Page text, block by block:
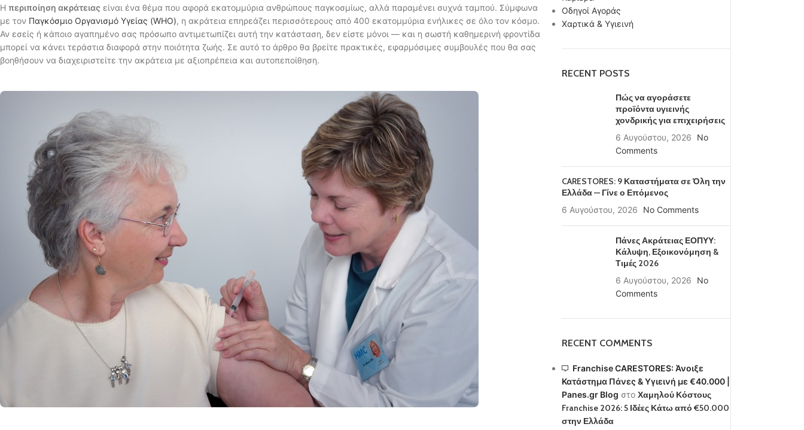
Η περιποίηση ακράτειας είναι ένα θέμα που αφορά εκατομμύρια ανθρώπους παγκοσμίως, αλλά παραμένει συχνά ταμπού. Σύμφωνα
με τον Παγκόσμιο Οργανισμό Υγείας (WHO), η ακράτεια επηρεάζει περισσότερους από 400 εκατομμύρια ενήλικες σε όλο τον κόσμο.
Αν εσείς ή κάποιο αγαπημένο σας πρόσωπο αντιμετωπίζει αυτή την κατάσταση, δεν είστε μόνοι — και η σωστή καθημερινή φροντίδα
μπορεί να κάνει τεράστια διαφορά στην ποιότητα ζωής. Σε αυτό το άρθρο θα βρείτε πρακτικές, εφαρμόσιμες συμβουλές που θα σας
βοηθήσουν να διαχειριστείτε την ακράτεια με αξιοπρέπεια και αυτοπεποίθηση.
Οδηγοί Αγοράς
Χαρτικά & Υγιεινή
RECENT POSTS
Πώς να αγοράσετε
προϊόντα υγιεινής
χονδρικής για επιχειρήσεις
6 Αυγούστου, 2026
No
Comments
CARESTORES: 9 Καταστήματα σε Όλη την
Ελλάδα — Γίνε ο Επόμενος
6 Αυγούστου, 2026 No Comments
Πάνες Ακράτειας ΕΟΠΥΥ:
Κάλυψη, Εξοικονόμηση &
Τιμές 2026
6 Αυγούστου, 2026
No
Comments
RECENT COMMENTS
Franchise CARESTORES: Άνοιξε
Κατάστημα Πάνες & Υγιεινή με €40.000 |
Panes.gr Blog στο Χαμηλού Κόστους
Franchise 2026: 5 Ιδέες Κάτω από €50.000
στην Ελλάδα